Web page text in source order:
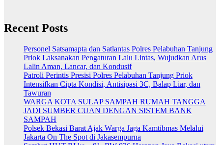
Recent Posts
Personel Satsamapta dan Satlantas Polres Pelabuhan Tanjung
Priok Laksanakan Pengaturan Lalu Lintas, Wujudkan Arus
Lalin Aman, Lancar, dan Kondusif
Patroli Perintis Presisi Polres Pelabuhan Tanjung Priok
Intensifkan Cipta Kondisi, Antisipasi 3C, Balap Liar, dan
Tawuran
WARGA KOTA SULAP SAMPAH RUMAH TANGGA
JADI SUMBER CUAN DENGAN SISTEM BANK
SAMPAH
Polsek Bekasi Barat Ajak Warga Jaga Kamtibmas Melalui
Jakarta On The Spot di Jakasempurna